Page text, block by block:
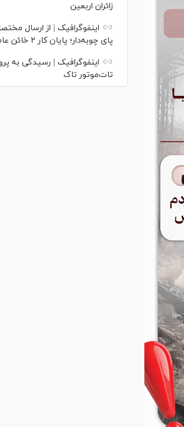
زائران اربعین
اینفوگرافیک | از ارسال
پای چوبه‌دار؛ پایان کار ۲ خائن عامل موساد
اینفوگرافیک | رسیدگی به
تات‌موتور تاک